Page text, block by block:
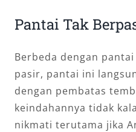
Pantai Tak
Berbeda dengan
pasir, pantai ini
dengan pembatas
keindahannya tidak
nikmati terutama jika